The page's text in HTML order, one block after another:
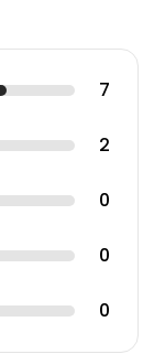
7
2
0
0
0